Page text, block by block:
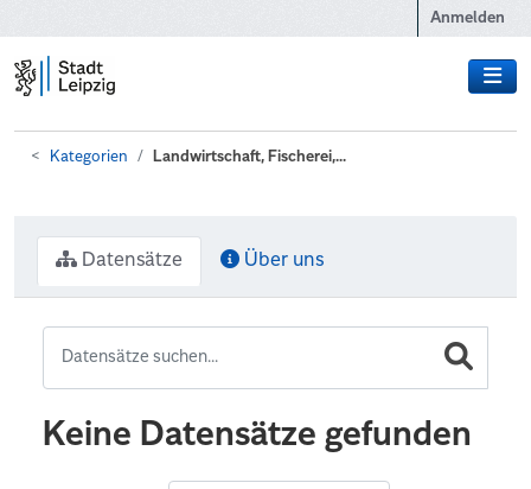
Anmelden
Kategorien Landwirtschaft, Fischerei,...
Datensätze Über uns
Keine Datensätze gefunden